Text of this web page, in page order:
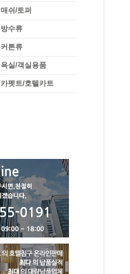
매쉬/토퍼
방수류
커튼류
욕실/객실용품
카펫트/호텔카트